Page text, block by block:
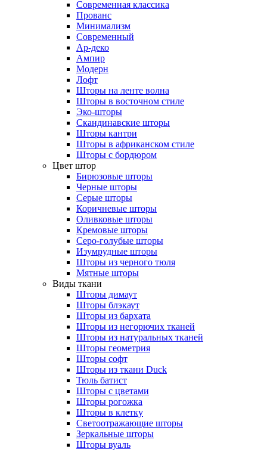
Современная классика
Прованс
Минимализм
Современный
Ар-деко
Ампир
Модерн
Лофт
Шторы на ленте волна
Шторы в восточном стиле
Эко-шторы
Скандинавские шторы
Шторы кантри
Шторы в африканском стиле
Шторы с бордюром
Цвет штор
Бирюзовые шторы
Черные шторы
Серые шторы
Коричневые шторы
Оливковые шторы
Кремовые шторы
Серо-голубые шторы
Изумрудные шторы
Шторы из черного тюля
Мятные шторы
Виды ткани
Шторы димаут
Шторы блэкаут
Шторы из бархата
Шторы из негорючих тканей
Шторы из натуральных тканей
Шторы геометрия
Шторы софт
Шторы из ткани Duck
Тюль батист
Шторы с цветами
Шторы рогожка
Шторы в клетку
Светоотражающие шторы
Зеркальные шторы
Шторы вуаль